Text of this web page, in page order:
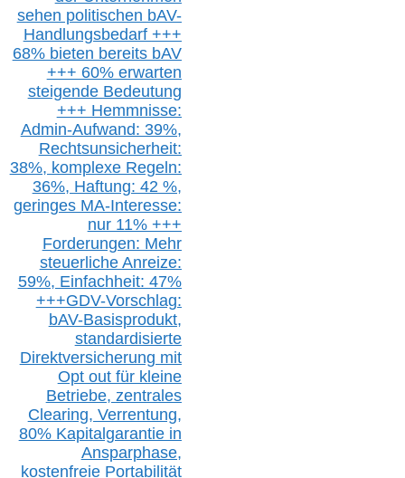
sehen politischen bAV-
Handlungsbedarf +++
68% bieten bereits bAV
+++ 60% erwarten
steigende Bedeutung
+++ Hemmnisse:
Admin-Aufwand: 39%,
Rechtsunsicherheit:
38%, komplexe Regeln:
36%, Haftung: 42 %,
geringes MA-Interesse:
nur 11% +++
Forderungen: Mehr
steuerliche Anreize:
59%, Einfachheit: 47%
+++GDV-Vorschlag:
bAV-Basisprodukt,
standardisierte
Direktversicherung mit
Opt outfür kleine
Betriebe, zentrales
Clearing, Verrentung,
80% Kapitalgarantie in
Ansparphase,
kostenfreie Portabilität